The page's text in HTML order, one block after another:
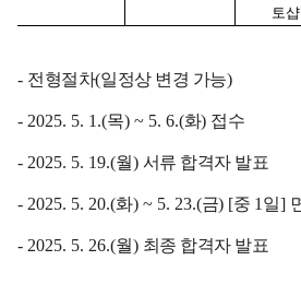
토
- 전형절차(일정상 변경 가능)
- 2025. 5. 1.(목) ~ 5. 6.(화) 접수
- 2025. 5. 19.(월) 서류 합격자 발표
- 2025. 5. 20.(화) ~ 5. 23.(금) [중 1 일]
- 2025. 5. 26.(월) 최종 합격자 발표